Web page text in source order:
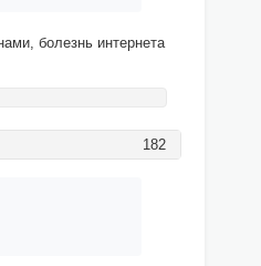
болезнь интернета
182